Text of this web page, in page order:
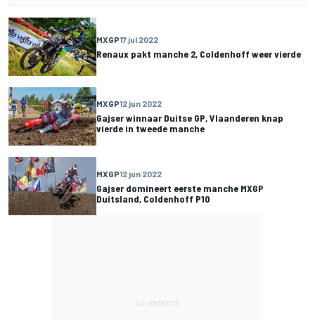
MXGP17 jul 2022
Renaux pakt manche 2, Coldenhoff weer vierde
MXGP12 jun 2022
Gajser winnaar Duitse GP, Vlaanderen knap
vierde in tweede manche
MXGP12 jun 2022
Gajser domineert eerste manche MXGP
Duitsland, Coldenhoff P10